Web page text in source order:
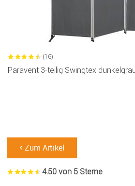
(16)
Paravent 3-teilig Swingtex
Zum Artikel
4.50 von 5 Sterne